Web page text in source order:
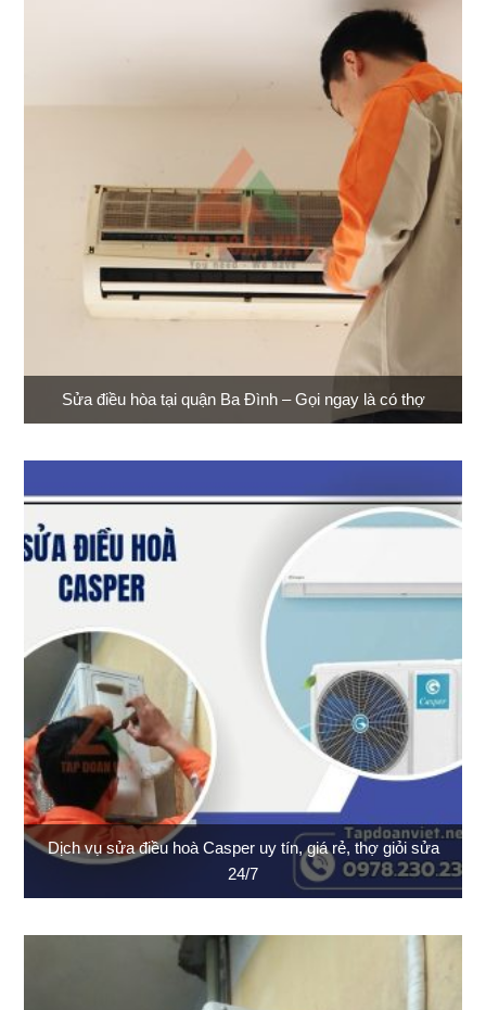
Sửa điều hòa tại quận Ba Đình – Gọi ngay là có thợ
Dịch vụ sửa điều hoà Casper uy tín, giá rẻ, thợ giỏi sửa
24/7